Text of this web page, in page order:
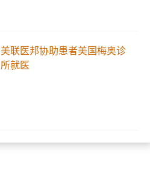
美联医邦协助患者美国梅奥诊
所就医